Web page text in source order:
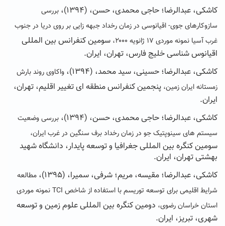
کاشکی،‌ عبدالرضا؛ حاجی محمدی، حسن، (۱۳۹۴)،
بررسی
سازوکارهای جوی- اقیانوسی در زمان رخداد جبهه زایی بر روی دریا در جنوب
غرب آسیا نمونه موردی ۱۷ ژانویه ۲۰۰۰،
سومین کنفرانس بین المللی
اقیانوس شناسی خلیج فارس، تهران، ایران.
کاشکی،‌ عبدالرضا؛ حسینی، سید محمد، (۱۳۹۴)،
واکاوی روند بارش
زمستانه ایران زمین، پنجمین کنفرانس منطقه ای تغییر اقلیم، تهران،
ایران.
کاشکی،‌ عبدالرضا؛ حاجی محمدی، حسن، (۱۳۹۴)،
بررسی وضعیت
سیستم های سینوپتیک جو در زمان رخداد برف سنگین در غرب ایران،
سومین کنگره بین المللی جغرافیا و توسعه پایدار، دانشگاه شهید
بهشتی تهران، ایران.
کاشکی،‌ عبدالرضا؛ مقیسه، مریم؛ شرفی، سمیرا، (۱۳۹۵)،
مطالعه
شرایط اقلیمی برای توسعه توریسم با استفاده از شاخص TCIنمونه موردی
استان خراسان رضوی، دومین کنگره بین المللی علوم زمین و توسعه
شهری، تبریز، ایران.